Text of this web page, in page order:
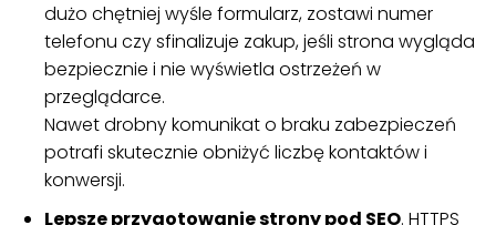
dużo chętniej wyśle formularz, zostawi numer
telefonu czy sfinalizuje zakup, jeśli strona wygląda
bezpiecznie i nie wyświetla ostrzeżeń w
przeglądarce.
Nawet drobny komunikat o braku zabezpieczeń
potrafi skutecznie obniżyć liczbę kontaktów i
konwersji.
Lepsze przygotowanie strony pod SEO. HTTPS